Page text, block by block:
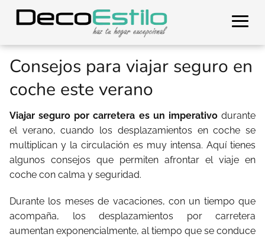
Consejos para viajar seguro en
coche este verano
Viajar seguro por carretera es un imperativodurante
el verano, cuando los desplazamientos en coche se
multiplican y la circulación es muy intensa. Aquí tienes
algunos consejos que permiten afrontar el viaje en
coche con calma y seguridad.
Durante los meses de vacaciones, con un tiempo que
acompaña, los desplazamientos por carretera
aumentan exponencialmente, al tiempo que se conduce